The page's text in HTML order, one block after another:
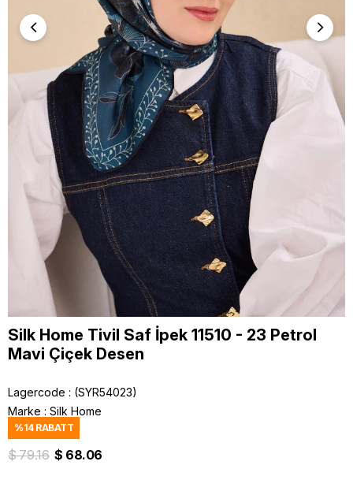
Silk Home Tivil Saf İpek 11510 - 23 Petrol
Mavi Çiçek Desen
Lagercode
(SYR54023)
Marke : Silk Home
%14RABATT
$ 79.16 $ 68.06